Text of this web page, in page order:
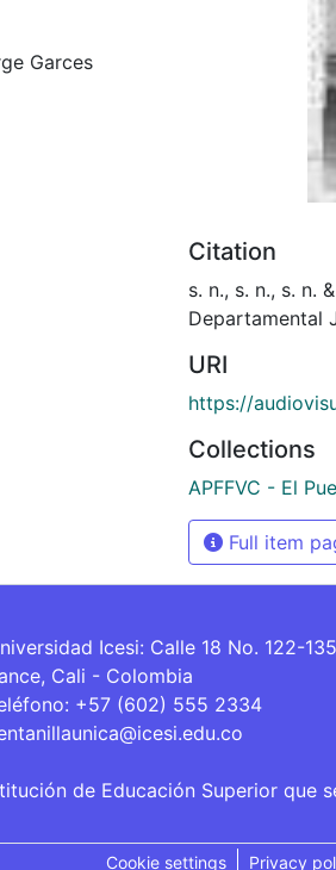
Garces
Citation
s. n., s. n., s. n.
Departamental
URI
https://
Collections
APFFVC - El
Full item
Icesi: Calle 18 No. 122-135
Cali - Colombia
+57 (602) 555 2334
de Educación Superior que
Cookie settings Privacy